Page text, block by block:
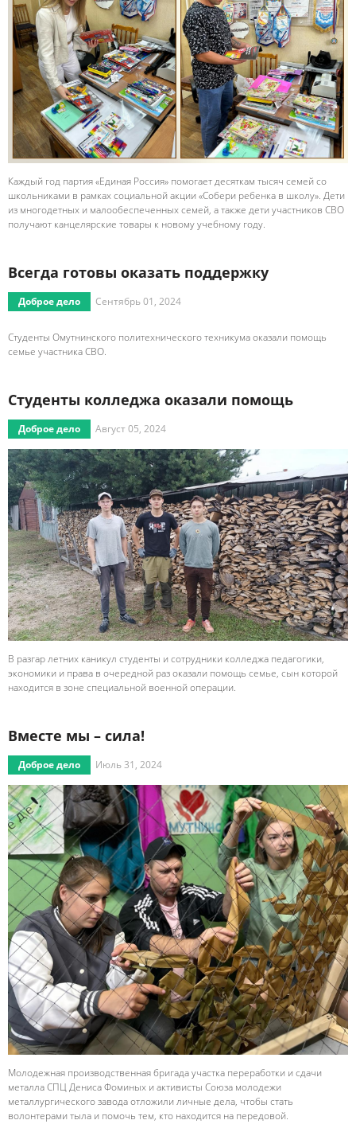
Каждый год партия «Единая Россия» помогает десяткам тысяч семей со
школьниками в рамках социальной акции «Собери ребенка в школу». Дети
из многодетных и малообеспеченных семей, а также дети участников СВО
получают канцелярские товары к новому учебному году.
Всегда готовы оказать поддержку
Доброе дело Сентябрь 01, 2024
Студенты Омутнинского политехнического техникума оказали помощь
семье участника СВО.
Студенты колледжа оказали помощь
Доброе дело Август 05, 2024
В разгар летних каникул студенты и сотрудники колледжа педагогики,
экономики и права в очередной раз оказали помощь семье, сын которой
находится в зоне специальной военной операции.
Вместе мы – сила!
Доброе дело Июль 31, 2024
Молодежная производственная бригада участка переработки и сдачи
металла СПЦ Дениса Фоминых и активисты Союза молодежи
металлургического завода отложили личные дела, чтобы стать
волонтерами тыла и помочь тем, кто находится на передовой.